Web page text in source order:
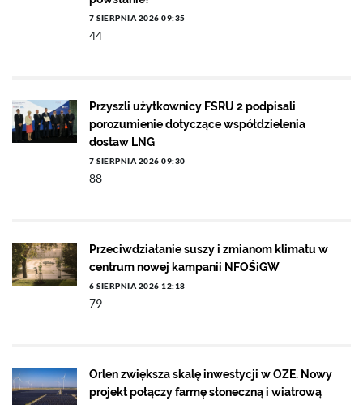
7 SIERPNIA 2026 09:35
44
Przyszli użytkownicy FSRU 2 podpisali
porozumienie dotyczące współdzielenia
dostaw LNG
7 SIERPNIA 2026 09:30
88
Przeciwdziałanie suszy i zmianom klimatu w
centrum nowej kampanii NFOŚiGW
6 SIERPNIA 2026 12:18
79
Orlen zwiększa skalę inwestycji w OZE. Nowy
projekt połączy farmę słoneczną i wiatrową